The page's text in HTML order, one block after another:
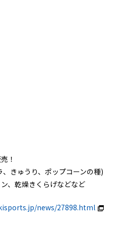
！
きゅうり、ポップコーンの種)
、乾燥きくらげなどなど
news/27898.html